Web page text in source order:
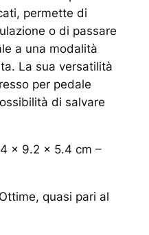
permette di
o di passare
a una modalità
La sua versatilità
per pedale
di salvare
x 9.2 x 5.4 cm –
Ottime, quasi pari al